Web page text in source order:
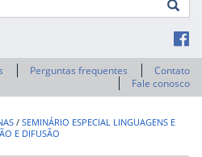
Perguntas frequentes
Contato
Fale conosco
/ SEMINÁRIO ESPECIAL LINGUAGENS E
E DIFUSÃO